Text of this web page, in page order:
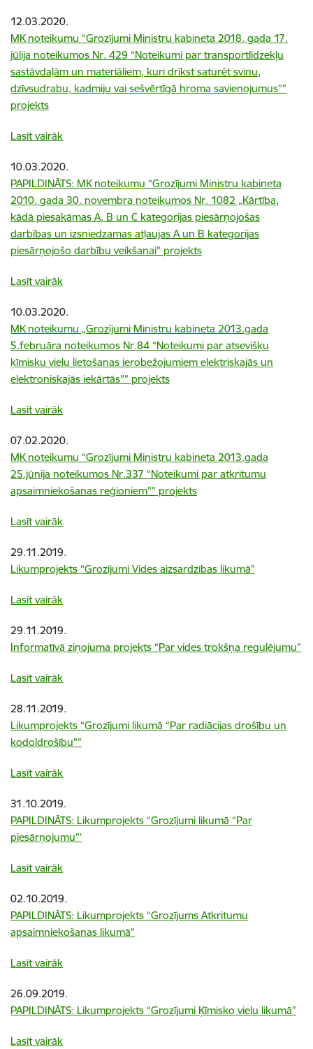
12.03.2020.
MK noteikumu “Grozījumi Ministru kabineta 2018. gada 17.
jūlija noteikumos Nr. 429 “Noteikumi par transportlīdzekļu
sastāvdaļām un materiāliem, kuri drīkst saturēt svinu,
dzīvsudrabu, kadmiju vai sešvērtīgā hroma savienojumus””
projekts
Lasīt vairāk
10.03.2020.
PAPILDINĀTS: MK noteikumu “Grozījumi Ministru kabineta
2010. gada 30. novembra noteikumos Nr. 1082 „Kārtība,
kādā piesakāmas A, B un C kategorijas piesārņojošas
darbības un izsniedzamas atļaujas A un B kategorijas
piesārņojošo darbību veikšanai" projekts
Lasīt vairāk
10.03.2020.
MK noteikumu „Grozījumi Ministru kabineta 2013.gada
5.februāra noteikumos Nr.84 “Noteikumi par atsevišķu
ķīmisku vielu lietošanas ierobežojumiem elektriskajās un
elektroniskajās iekārtās”” projekts
Lasīt vairāk
07.02.2020.
MK noteikumu “Grozījumi Ministru kabineta 2013.gada
25.jūnija noteikumos Nr.337 “Noteikumi par atkritumu
apsaimniekošanas reģioniem”” projekts
Lasīt vairāk
29.11.2019.
Likumprojekts “Grozījumi Vides aizsardzības likumā”
Lasīt vairāk
29.11.2019.
Informatīvā ziņojuma projekts “Par vides trokšņa regulējumu”
Lasīt vairāk
28.11.2019.
Likumprojekts “Grozījumi likumā “Par radiācijas drošību un
kodoldrošību””
Lasīt vairāk
31.10.2019.
PAPILDINĀTS: Likumprojekts “Grozījumi likumā “Par
piesārņojumu”’
Lasīt vairāk
02.10.2019.
PAPILDINĀTS: Likumprojekts “Grozījums Atkritumu
apsaimniekošanas likumā”
Lasīt vairāk
26.09.2019.
PAPILDINĀTS: Likumprojekts “Grozījumi Ķīmisko vielu likumā”
Lasīt vairāk